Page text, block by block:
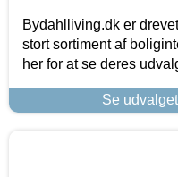
Bydahlliving.dk er
stort sortiment af
her for at se deres
Se